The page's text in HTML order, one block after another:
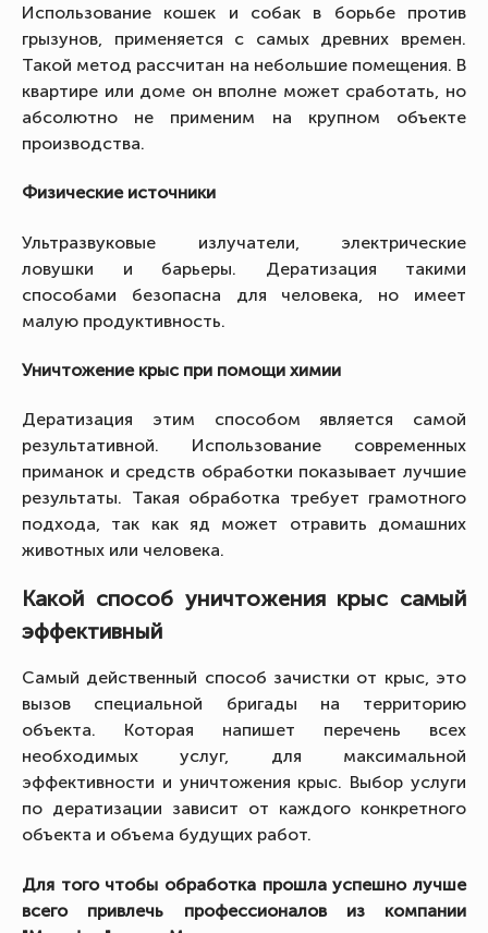
Использование кошек и собак в борьбе против
грызунов, применяется с самых древних времен.
Такой метод рассчитан на небольшие помещения. В
квартире или доме он вполне может сработать, но
абсолютно не применим на крупном объекте
производства.
Физические источники
Ультразвуковые излучатели, электрические
ловушки и барьеры. Дератизация такими
способами безопасна для человека, но имеет
малую продуктивность.
Уничтожение крыс при помощи химии
Дератизация этим способом является самой
результативной. Использование современных
приманок и средств обработки показывает лучшие
результаты. Такая обработка требует грамотного
подхода, так как яд может отравить домашних
животных или человека.
Какой способ уничтожения крыс самый
эффективный
Самый действенный способ зачистки от крыс, это
вызов специальной бригады на территорию
объекта. Которая напишет перечень всех
необходимых услуг, для максимальной
эффективности и уничтожения крыс. Выбор услуги
по дератизации зависит от каждого конкретного
объекта и объема будущих работ.
Для того чтобы обработка прошла успешно лучше
всего привлечь профессионалов из компании